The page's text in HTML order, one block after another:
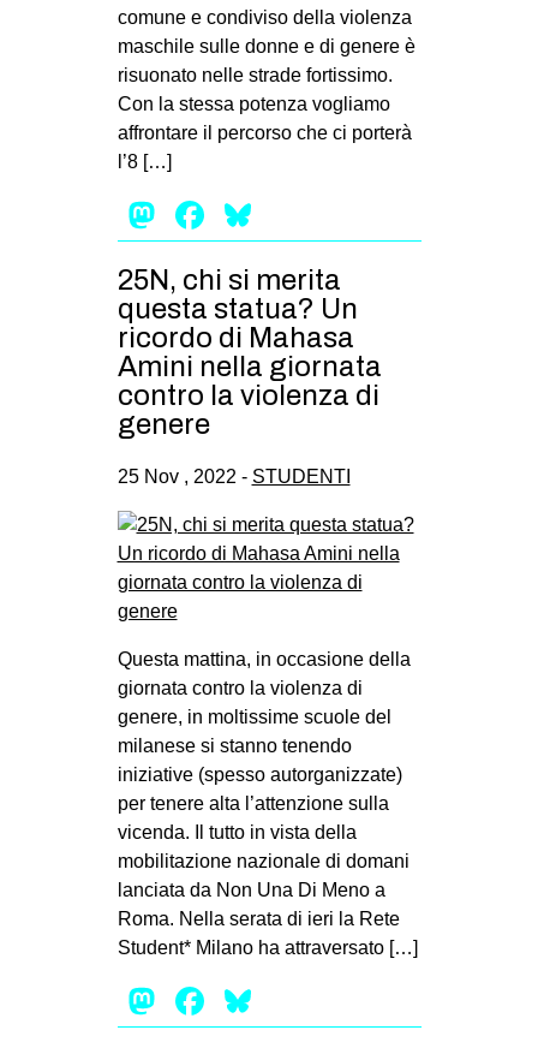
comune e condiviso della violenza
maschile sulle donne e di genere è
risuonato nelle strade fortissimo.
Con la stessa potenza vogliamo
affrontare il percorso che ci porterà
l’8 […]
Mastodon
Facebook
25N, chi si merita
questa statua? Un
ricordo di Mahasa
Amini nella giornata
contro la violenza di
genere
25 Nov , 2022 - STUDENTI
Questa mattina, in occasione della
giornata contro la violenza di
genere, in moltissime scuole del
milanese si stanno tenendo
iniziative (spesso autorganizzate)
per tenere alta l’attenzione sulla
vicenda. Il tutto in vista della
mobilitazione nazionale di domani
lanciata da Non Una Di Meno a
Roma. Nella serata di ieri la Rete
Student* Milano ha attraversato […]
Mastodon
Facebook